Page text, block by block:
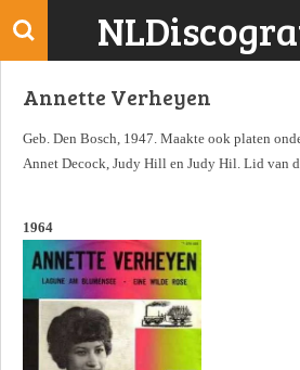
Ga
deAnnette Verheyen
Geb. Den Bosch, 1947. Maakte ook platen
Annet Decock, Judy Hill en Judy Hil. Lid van
1964